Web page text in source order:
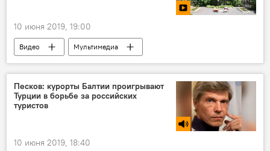
10 июня 2019, 19:00
Видео Мультимедиа
Песков: курорты Балтии проигрывают
Турции в борьбе за российских
туристов
10 июня 2019, 18:40